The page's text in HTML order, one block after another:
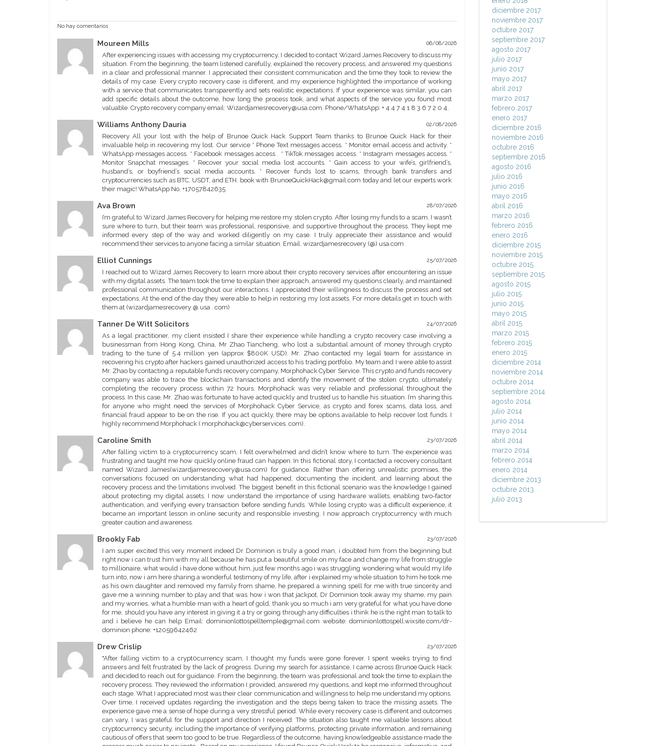
No hay comentarios
Moureen Mills 06/08/2026
After experiencing issues with accessing my cryptocurrency, I decided to contact Wizard James Recovery to discuss my
situation. From the beginning, the team listened carefully, explained the recovery process, and answered my questions
in a clear and professional manner. I appreciated their consistent communication and the time they took to review the
details of my case. Every crypto recovery case is different, and my experience highlighted the importance of working
with a service that communicates transparently and sets realistic expectations. If your experience was similar, you can
add specific details about the outcome, how long the process took, and what aspects of the service you found most
valuable. Crypto recovery company email: Wizardjamesrecovery@usa.com. Phone/WhatsApp: + 4 4 7 4 1 8 3 6 7 2 0 4.
Williams Anthony Dauria 02/08/2026
Recovery All your lost with the help of Brunoe Quick Hack Support Team thanks to Brunoe Quick Hack for their
invaluable help in recovering my lost. Our service * Phone Text messages access. * Monitor email access and activity. *
WhatsApp messages access. * Facebook messages access . * TikTok messages access. * Instagram messages access. *
Monitor Snapchat messages. * Recover your social media lost accounts. * Gain access to your wife’s, girlfriend’s,
husband’s, or boyfriend’s social media accounts. * Recover funds lost to scams, through bank transfers and
cryptocurrencies such as BTC, USDT, and ETH. book with BrunoeQuickHack@gmail.com today and let our experts work
their magic! WhatsApp No. +17057842635
Ava Brown 28/07/2026
I’m grateful to Wizard James Recovery for helping me restore my stolen crypto. After losing my funds to a scam, I wasn’t
sure where to turn, but their team was professional, responsive, and supportive throughout the process. They kept me
informed every step of the way and worked diligently on my case. I truly appreciate their assistance and would
recommend their services to anyone facing a similar situation. Email. wizardjamesrecovery (@) usa.com
Elliot Cunnings 25/07/2026
I reached out to Wizard James Recovery to learn more about their crypto recovery services after encountering an issue
with my digital assets. The team took the time to explain their approach, answered my questions clearly, and maintained
professional communication throughout our interactions. I appreciated their willingness to discuss the process and set
expectations. At the end of the day they were able to help in restoring my lost assets. For more details get in touch with
them at (wizardjamesrecovery @ usa . com)
Tanner De Witt Solicitors 24/07/2026
As a legal practitioner, my client insisted I share their experience while handling a crypto recovery case involving a
businessman from Hong Kong, China, Mr Zhao Tiancheng, who lost a substantial amount of money through crypto
trading to the tune of 5.4 million yen (approx $800K USD). Mr. Zhao contacted my legal team for assistance in
recovering his crypto after hackers gained unauthorized access to his trading portfolio. My team and I were able to assist
Mr. Zhao by contacting a reputable funds recovery company, Morphohack Cyber Service. This crypto and funds recovery
company was able to trace the blockchain transactions and identify the movement of the stolen crypto, ultimately
completing the recovery process within 72 hours. Morphohack was very reliable and professional throughout the
process. In this case, Mr. Zhao was fortunate to have acted quickly and trusted us to handle his situation. I’m sharing this
for anyone who might need the services of Morphohack Cyber Service, as crypto and forex scams, data loss, and
financial fraud appear to be on the rise. If you act quickly, there may be options available to help recover lost funds. I
highly recommend Morphohack ( morphohack@cyberservices. com).
Caroline Smith 23/07/2026
After falling victim to a cryptocurrency scam, I felt overwhelmed and didn’t know where to turn. The experience was
frustrating and taught me how quickly online fraud can happen. In this fictional story, I contacted a recovery consultant
named Wizard James(wizardjamesrecovery@usa.com) for guidance. Rather than offering unrealistic promises, the
conversations focused on understanding what had happened, documenting the incident, and learning about the
recovery process and the limitations involved. The biggest benefit in this fictional scenario was the knowledge I gained
about protecting my digital assets. I now understand the importance of using hardware wallets, enabling two-factor
authentication, and verifying every transaction before sending funds. While losing crypto was a difficult experience, it
became an important lesson in online security and responsible investing. I now approach cryptocurrency with much
greater caution and awareness.
Brookly Fab 23/07/2026
I am super excited this very moment indeed Dr Dominion is truly a good man, i doubted him from the beginning but
right now i can trust him with my all because he has put a beautiful smile on my face and change my life from struggle
to millionaire, what would i have done without him, just few months ago i was struggling wondering what would my life
turn into, now i am here sharing a wonderful testimony of my life, after i explained my whole situation to him he took me
as his own daughter and removed my family from shame, he prepared a winning spell for me with true sincerity and
gave me a winning number to play and that was how i won that jackpot, Dr Dominion took away my shame, my pain
and my worries, what a humble man with a heart of gold, thank you so much i am very grateful for what you have done
for me, should you have any interest in giving it a try or going through any difficulties i think he is the right man to talk to
and i believe he can help Email: dominionlottospelltemple@gmail.com website: dominionlottospell.wixsite.com/dr-
dominion phone: +12059642462
Drew Crislip 23/07/2026
"After falling victim to a crypt0currency scam, I thought my funds were gone forever. I spent weeks trying to find
answers and felt frustrated by the lack of progress. During my search for assistance, I came across Brunoe Quick Hack
and decided to reach out for guidance. From the beginning, the team was professional and took the time to explain the
recovery process. They reviewed the information I provided, answered my questions, and kept me informed throughout
each stage. What I appreciated most was their clear communication and willingness to help me understand my options.
Over time, I received updates regarding the investigation and the steps being taken to trace the missing assets. The
experience gave me a sense of hope during a very stressful period. While every recovery case is different and outcomes
can vary, I was grateful for the support and direction I received. The situation also taught me valuable lessons about
cryptocurrency security, including the importance of verifying platforms, protecting private information, and remaining
cautious of offers that seem too good to be true. Regardless of the outcome, having knowledgeable assistance made the
diciembre 2017
noviembre 2017
octubre 2017
septiembre 2017
agosto 2017
julio 2017
junio 2017
mayo 2017
abril 2017
marzo 2017
febrero 2017
enero 2017
diciembre 2016
noviembre 2016
octubre 2016
septiembre 2016
agosto 2016
julio 2016
junio 2016
mayo 2016
abril 2016
marzo 2016
febrero 2016
enero 2016
diciembre 2015
noviembre 2015
octubre 2015
septiembre 2015
agosto 2015
julio 2015
junio 2015
mayo 2015
abril 2015
marzo 2015
febrero 2015
enero 2015
diciembre 2014
noviembre 2014
octubre 2014
septiembre 2014
agosto 2014
julio 2014
junio 2014
mayo 2014
abril 2014
marzo 2014
febrero 2014
enero 2014
diciembre 2013
octubre 2013
julio 2013